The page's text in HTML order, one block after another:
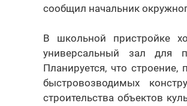
сообщил начальник
В школьной пристройке
универсальный зал для
Планируется, что
быстровозводимых
строительства объектов